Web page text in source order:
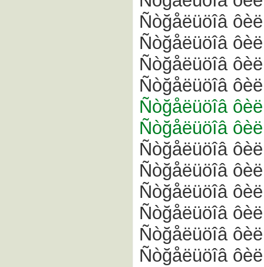
Ñòğåëüöîâ
Ñòğåëüöîâ
Ñòğåëüöîâ
Ñòğåëüöîâ
Ñòğåëüöîâ
Ñòğåëüöîâ
Ñòğåëüöîâ
Ñòğåëüöîâ
Ñòğåëüöîâ
Ñòğåëüöîâ
Ñòğåëüöîâ
Ñòğåëüöîâ